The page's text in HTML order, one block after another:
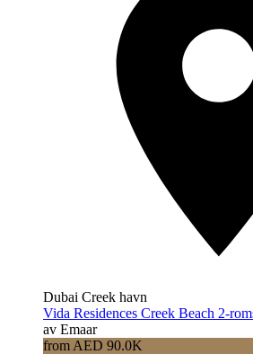
Dubai Creek havn
Vida Residences Creek Beach 2-
av Emaar
from AED 90.0K